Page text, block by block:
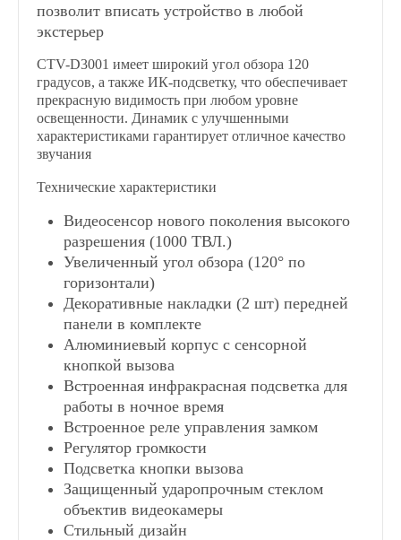
позволит вписать устройство в любой
экстерьер
CTV-D3001 имеет широкий угол обзора 120
градусов, а также ИК-подсветку, что обеспечивает
прекрасную видимость при любом уровне
освещенности. Динамик с улучшенными
характеристиками гарантирует отличное качество
звучания
Технические характеристики
Видеосенсор нового поколения высокого
разрешения (1000 ТВЛ.)
Увеличенный угол обзора (120° по
горизонтали)
Декоративные накладки (2 шт) передней
панели в комплекте
Алюминиевый корпус с сенсорной
кнопкой вызова
Встроенная инфракрасная подсветка для
работы в ночное время
Встроенное реле управления замком
Регулятор громкости
Подсветка кнопки вызова
Защищенный ударопрочным стеклом
объектив видеокамеры
Стильный дизайн